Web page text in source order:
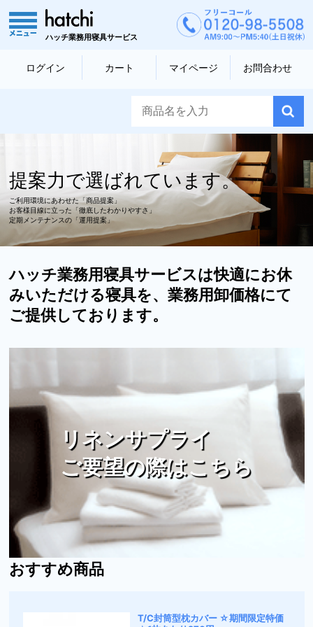
ハッチ業務用寝具サービス
ログイン カート マイページ お問合わせ
提案力で選ばれています。
ご利用環境にあわせた「商品提案」
お客様目線に立った「徹底したわかりやすさ」
定期メンテナンスの「運用提案」
ハッチ業務用寝具サービスは快適にお休
みいただける寝具を、業務用卸価格にて
ご提供しております。
リネンサプライ
ご要望の際はこちら
おすすめ商品
T/C封筒型枕カバー ☆期間限定特価